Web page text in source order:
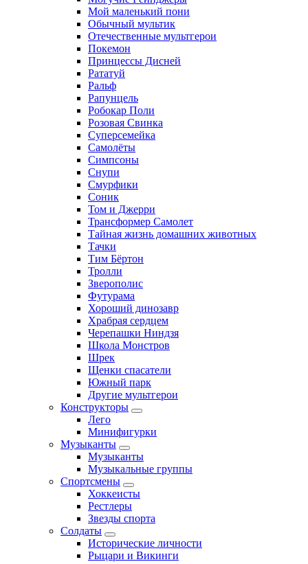
Мой маленький пони
Обычный мультик
Отечественные мультгерои
Покемон
Принцессы Дисней
Рататуй
Ральф
Рапунцель
Робокар Поли
Розовая Свинка
Суперсемейка
Самолёты
Симпсоны
Снупи
Смурфики
Соник
Том и Джерри
Трансформер Самолет
Тайная жизнь домашних животных
Тачки
Тим Бёртон
Тролли
Зверополис
Футурама
Хороший динозавр
Храбрая сердцем
Черепашки Ниндзя
Школа Монстров
Шрек
Щенки спасатели
Южный парк
Другие мультгерои
Конструкторы
Лего
Минифигурки
Музыканты
Музыканты
Музыкальные группы
Спортсмены
Хоккеисты
Рестлеры
Звезды спорта
Солдаты
Исторические личности
Рыцари и Викинги